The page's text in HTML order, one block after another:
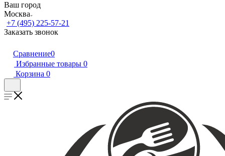
Ваш город
Москва
+7 (495) 225-57-21
Заказать звонок
Сравнение0
Избранные товары 0
Корзина 0